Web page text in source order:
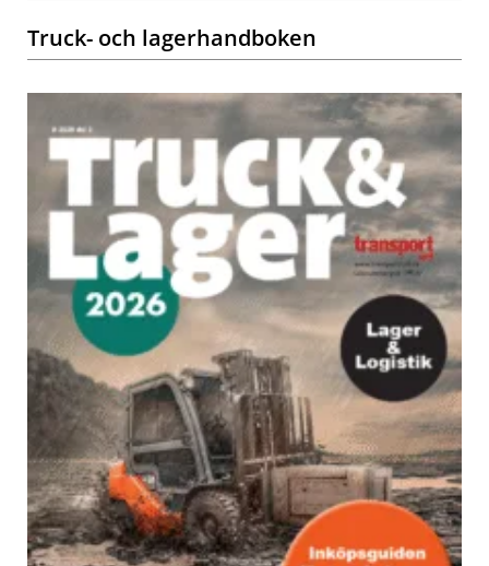
Truck- och lagerhandboken